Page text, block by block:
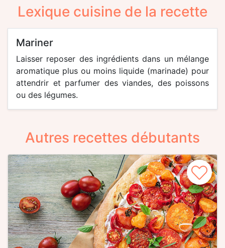
Lexique cuisine de la recette
mariner
Laisser reposer des ingrédients dans un mélange
aromatique plus ou moins liquide (marinade) pour
attendrir et parfumer des viandes, des poissons
ou des légumes.
Autres recettes débutants